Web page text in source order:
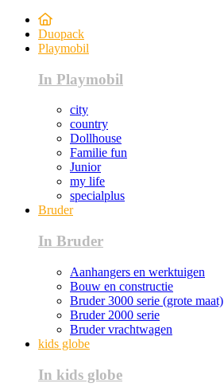
Duopack
Playmobil
In Playmobil
city
country
Dollhouse
Familie fun
Junior
my life
specialplus
Bruder
In Bruder
Aanhangers en werktuigen
Bouw en constructie
Bruder 3000 serie (grote maat)
Bruder 2000 serie
Bruder vrachtwagen
kids globe
In kids globe